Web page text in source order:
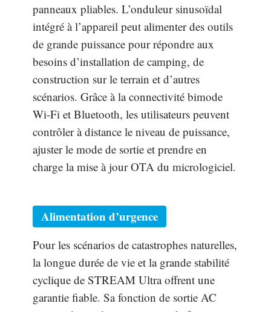
panneaux pliables. L’onduleur sinusoïdal
intégré à l’appareil peut alimenter des outils
de grande puissance pour répondre aux
besoins d’installation de camping, de
construction sur le terrain et d’autres
scénarios. Grâce à la connectivité bimode
Wi-Fi et Bluetooth, les utilisateurs peuvent
contrôler à distance le niveau de puissance,
ajuster le mode de sortie et prendre en
charge la mise à jour OTA du micrologiciel.
Alimentation d’urgence
Pour les scénarios de catastrophes naturelles,
la longue durée de vie et la grande stabilité
cyclique de STREAM Ultra offrent une
garantie fiable. Sa fonction de sortie AC